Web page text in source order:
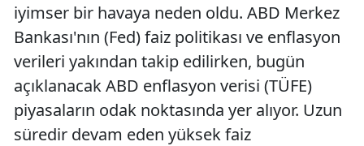
iyimser bir havaya neden oldu. ABD Merkez
Bankası'nın (Fed) faiz politikası ve enflasyon
verileri yakından takip edilirken, bugün
açıklanacak ABD enflasyon verisi (TÜFE)
piyasaların odak noktasında yer alıyor. Uzun
süredir devam eden yüksek faiz